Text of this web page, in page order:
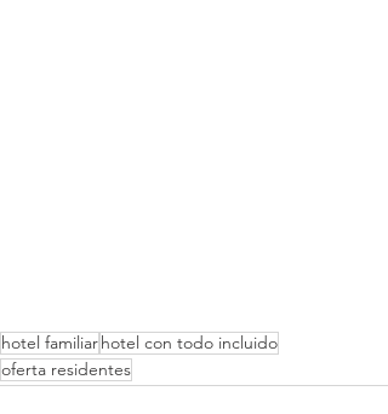
hotel familiar hotel con todo incluido
oferta residentes